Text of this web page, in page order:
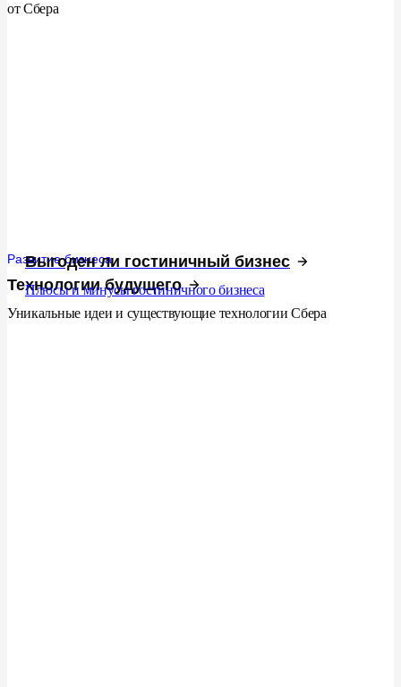
от Сбера
Развитие бизнеса
Технологии будущего
Уникальные идеи и существующие технологии Сбера
Выгоден ли гостиничный бизнес
Плюсы и минусы гостиничного бизнеса